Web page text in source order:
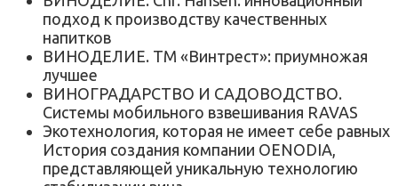
подход к производству качественных
напитков
ВИНОДЕЛИЕ. ТМ «Винтрест»: приумножая
лучшее
ВИНОГРАДАРСТВО И САДОВОДСТВО.
Системы мобильного взвешивания RAVAS
Экотехнология, которая не имеет себе равных
История создания компании OENODIA,
представляющей уникальную технологию